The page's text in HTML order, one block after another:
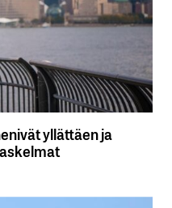
yllättäen ja